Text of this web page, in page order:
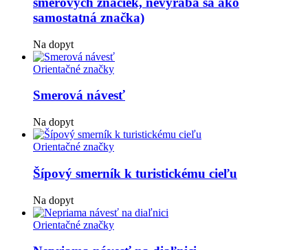
samostatná značka)
Na dopyt
Orientačné značky
Smerová návesť
Na dopyt
Orientačné značky
Šípový smerník k turistickému cieľu
Na dopyt
Orientačné značky